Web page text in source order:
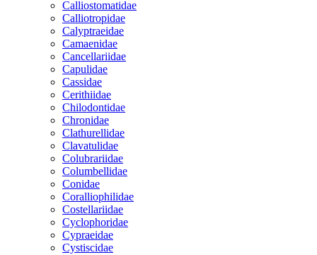
Calliostomatidae
Calliotropidae
Calyptraeidae
Camaenidae
Cancellariidae
Capulidae
Cassidae
Cerithiidae
Chilodontidae
Chronidae
Clathurellidae
Clavatulidae
Colubrariidae
Columbellidae
Conidae
Coralliophilidae
Costellariidae
Cyclophoridae
Cypraeidae
Cystiscidae